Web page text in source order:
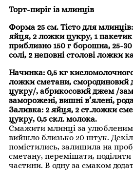
Торт-пиріг із млинців
Форма 25 см. Тісто для
яйця, 2 ложки цукру, 1 пакетик
приблизно 150 г борошна, 25-30
солі, 2 неповні столові ложки
Начинка: 0,5 кг
ложки сметани, смородиновий
цукру/, абрикосовий джем /
заморожені, вишні в’ялені,
Заливка: 2 яйця, 2 ст.ложки
цукру, 0,5 скл. молока.
Смажити млинці за
вийшло близько 20 штук.
помістились, залишила на
сметану, перемішати, поділити
частини. В одну за смаком